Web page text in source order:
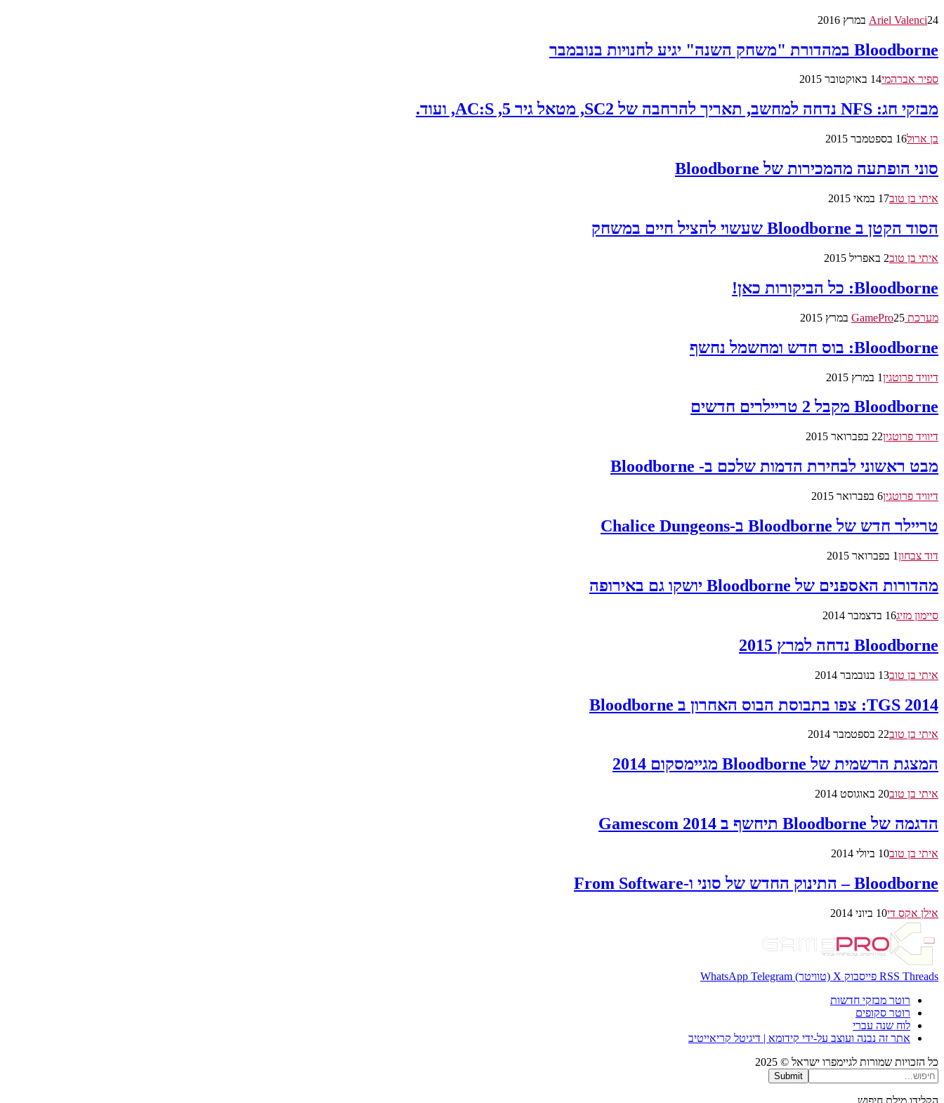
Ariel Valenci24 במרץ 2016
Bloodborne במהדורת "משחק השנה" יגיע לחנויות בנובמבר
ספיר אברהמי14 באוקטובר 2015
מבזקי חג: NFS נדחה למחשב, תאריך להרחבה של SC2, מטאל גיר 5, AC:S, ועוד.
בן ארול16 בספטמבר 2015
סוני הופתעה מהמכירות של Bloodborne
איתי בן טוב17 במאי 2015
הסוד הקטן ב Bloodborne שעשוי להציל חיים במשחק
איתי בן טוב2 באפריל 2015
Bloodborne: כל הביקורות כאן!
מערכת GamePro 25 במרץ 2015
Bloodborne: בוס חדש ומחשמל נחשף
דיוויד פרוטגין1 במרץ 2015
Bloodborne מקבל 2 טריילרים חדשים
דיוויד פרוטגין22 בפברואר 2015
מבט ראשוני לבחירת הדמות שלכם ב- Bloodborne
דיוויד פרוטגין6 בפברואר 2015
טריילר חדש של Bloodborne ב-Chalice Dungeons
דוד צבחון1 בפברואר 2015
מהדורות האספנים של Bloodborne יושקו גם באירופה
סיימון מזיג16 בדצמבר 2014
Bloodborne נדחה למרץ 2015
איתי בן טוב13 בנובמבר 2014
TGS 2014: צפו בתבוסת הבוס האחרון ב Bloodborne
איתי בן טוב22 בספטמבר 2014
המצגת הרשמית של Bloodborne מגיימסקום 2014
איתי בן טוב20 באוגוסט 2014
הדגמה של Bloodborne תיחשף ב Gamescom 2014
איתי בן טוב10 ביולי 2014
Bloodborne – התינוק החדש של סוני ו-From Software
אילן אקס די10 ביוני 2014
RSS Threads פייסבוק X (טוויטר) WhatsApp Telegram
רוטר מבזקי חדשות
רוטר סקופים
לוח שנה עברי
אתר זה נבנה ועוצב על-ידי קידומא | דיגיטל קריאייטיב
כל הזכויות שמורות לגיימפרו ישראל © 2025
Submit
הקלידו מילת חיפוש